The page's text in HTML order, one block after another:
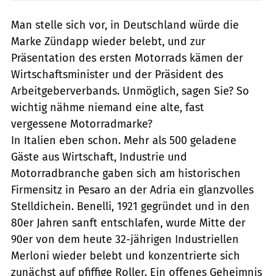
Man stelle sich vor, in Deutschland würde die
Marke Zündapp wieder belebt, und zur
Präsentation des ersten Motorrads kämen der
Wirtschaftsminister und der Präsident des
Arbeitgeberverbands. Unmöglich, sagen Sie? So
wichtig nähme niemand eine alte, fast
vergessene Motorradmarke?
In Italien eben schon. Mehr als 500 geladene
Gäste aus Wirtschaft, Industrie und
Motorradbranche gaben sich am historischen
Firmensitz in Pesaro an der Adria ein glanzvolles
Stelldichein. Benelli, 1921 gegründet und in den
80er Jahren sanft entschlafen, wurde Mitte der
90er von dem heute 32-jährigen Industriellen
Merloni wieder belebt und konzentrierte sich
zunächst auf pfiffige Roller. Ein offenes Geheimnis